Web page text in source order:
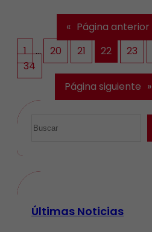
« Página anterior
1
… 20 21 22 23
34
Página siguiente »
Últimas Noticias